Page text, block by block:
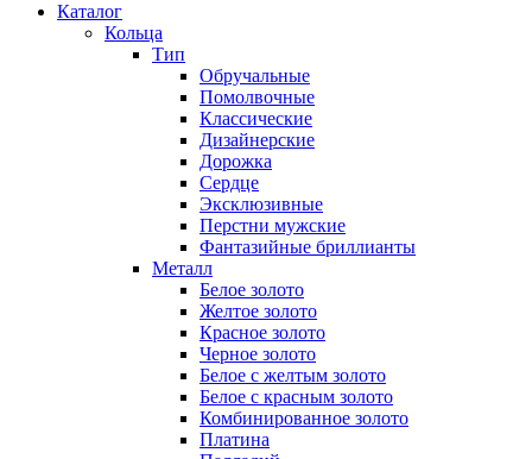
Каталог
Кольца
Тип
Обручальные
Помолвочные
Классические
Дизайнерские
Дорожка
Сердце
Эксклюзивные
Перстни мужские
Фантазийные бриллианты
Металл
Белое золото
Желтое золото
Красное золото
Черное золото
Белое с желтым золото
Белое с красным золото
Комбинированное золото
Платина